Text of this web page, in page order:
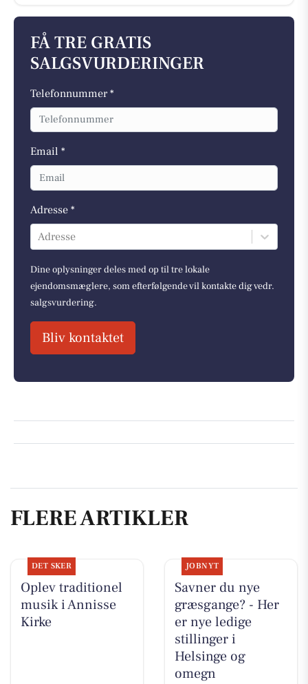
FÅ TRE GRATIS
SALGSVURDERINGER
Telefonnummer *
Email *
Adresse *
Adresse
Dine oplysninger deles med op til tre lokale
ejendomsmæglere, som efterfølgende vil kontakte dig vedr.
salgsvurdering.
Bliv kontaktet
FLERE ARTIKLER
DET SKER
Oplev traditionel
musik i Annisse
Kirke
JOBNYT
Savner du nye
græsgange? - Her
er nye ledige
stillinger i
Helsinge og
omegn